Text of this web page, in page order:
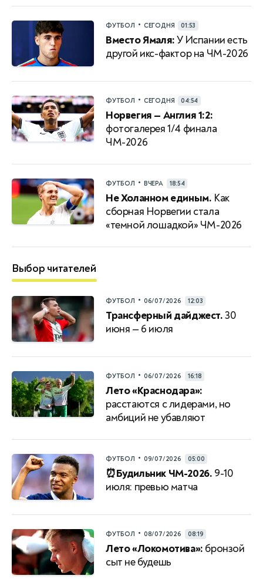
ФУТБОЛ • СЕГОДНЯ 01:53
Вместо Ямаля:У Испании есть
другой икс-фактор на ЧМ-2026
ФУТБОЛ • СЕГОДНЯ 04:54
Норвегия — Англия 1:2:
фотогалерея 1/4 финала
ЧМ-2026
ФУТБОЛ • ВЧЕРА 18:54
Не Холанном единым. Как
сборная Норвегии стала
«темной лошадкой» ЧМ-2026
Выбор читателей
ФУТБОЛ • 06/07/2026 12:03
Трансферный дайджест.30
июня — 6 июля
ФУТБОЛ • 06/07/2026 16:18
Лето «Краснодара»:
расстаются с лидерами, но
амбиций не убавляют
ФУТБОЛ • 09/07/2026 05:00
⏰Будильник ЧМ-2026. 9-10
июля: превью матча
ФУТБОЛ • 08/07/2026 08:19
Лето «Локомотива»: бронзой
сыт не будешь